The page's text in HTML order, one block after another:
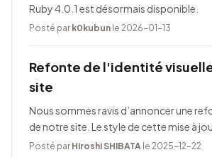
Ruby 4.0.1 est désormais disponible.
Posté par k0kubun le 2026-01-13
Refonte de l'identité
site
Nous sommes ravis d’annoncer une
de notre site. Le style de cette mise à
Taeko Akatsuka.
Posté par Hiroshi SHIBATA le 2025-12-22